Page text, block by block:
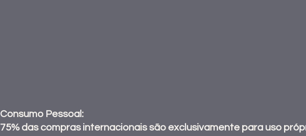
Consumo Pessoal:
75% das compras internacionais são exclusivamente para uso